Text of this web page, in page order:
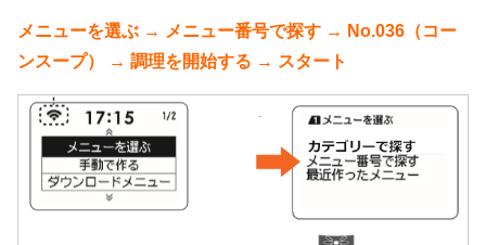
メニューを選ぶ → メニュー番号で探す → No.036（コー
ンスープ） → 調理を開始する → スタート